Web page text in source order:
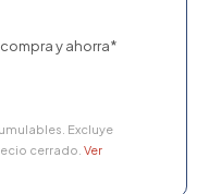
y ahorra*
Excluye
cerrado. Ver